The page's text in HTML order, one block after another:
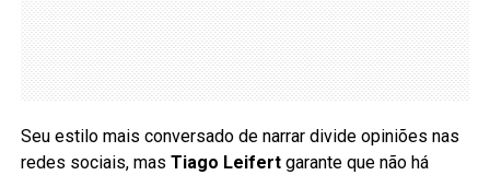
Seu estilo mais conversado de narrar divide opiniões nas
redes sociais, mas Tiago Leifertgarante que não há